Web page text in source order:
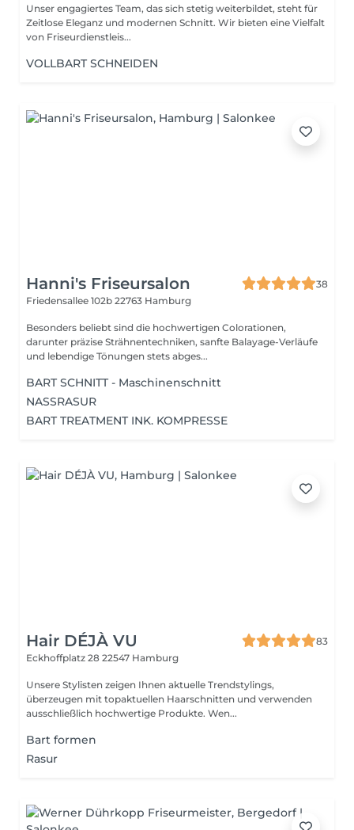
Unser engagiertes Team, das sich stetig weiterbildet, steht für
Zeitlose Eleganz und modernen Schnitt. Wir bieten eine Vielfalt
von Friseurdienstleis...
VOLLBART SCHNEIDEN
Hanni's Friseursalon
38
Friedensallee 102b 22763 Hamburg
Besonders beliebt sind die hochwertigen Colorationen,
darunter präzise Strähnentechniken, sanfte Balayage-Verläufe
und lebendige Tönungen stets abges...
BART SCHNITT - Maschinenschnitt
NASSRASUR
BART TREATMENT INK. KOMPRESSE
Hair DÉJÀ VU
83
Eckhoffplatz 28 22547 Hamburg
Unsere Stylisten zeigen Ihnen aktuelle Trendstylings,
überzeugen mit topaktuellen Haarschnitten und verwenden
ausschließlich hochwertige Produkte. Wen...
Bart formen
Rasur